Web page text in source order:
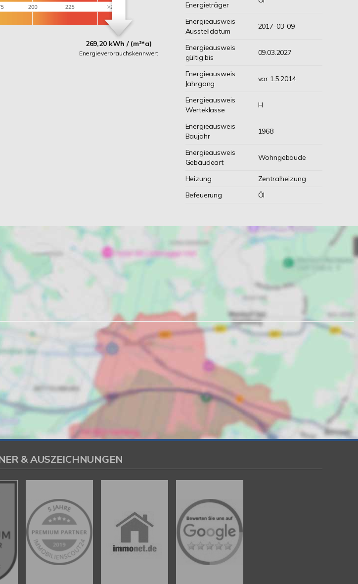
269,20 kWh / (m²*a)
Energieverbrauchskennwert
Energieträger
Energieausweis
Ausstelldatum
2017-03-09
Energieausweis
gültig bis
09.03.2027
Energieausweis
Jahrgang
vor 1.5.2014
Energieausweis
Werteklasse
H
Energieausweis
Baujahr
1968
Energieausweis
Gebäudeart
Wohngebäude
Heizung
Zentralheizung
Befeuerung
Öl
& AUSZEICHNUNGEN